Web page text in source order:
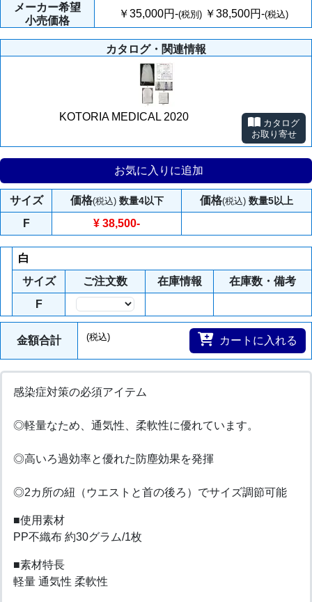
メーカー希望
小売価格
￥35,000円-(税別) ￥38,500円-(税込)
カタログ・関連情報
KOTORIA MEDICAL 2020
カタログ
お取り寄せ
お気に入りに追加
サイズ 価格(税込) 数量4以下 価格(税込) 数量5以上
F ¥ 38,500-
白
サイズ
ご注文数 在庫情報
在庫数・備考
F
金額合計 (税込) カートに入れる
感染症対策の必須アイテム
◎軽量なため、通気性、柔軟性に優れています。
◎高いろ過効率と優れた防塵効果を発揮
◎2カ所の紐（ウエストと首の後ろ）でサイズ調節可能
■使用素材
PP不織布 約30グラム/1枚
■素材特長
軽量 通気性 柔軟性